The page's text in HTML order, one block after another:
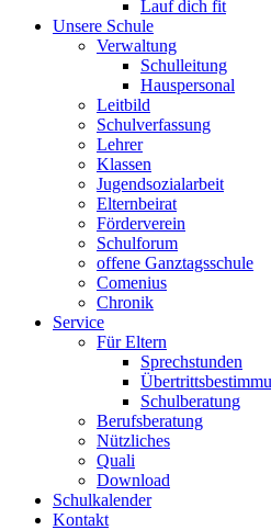
Lauf dich fit
Unsere Schule
Verwaltung
Schulleitung
Hauspersonal
Leitbild
Schulverfassung
Lehrer
Klassen
Jugendsozialarbeit
Elternbeirat
Förderverein
Schulforum
offene Ganztagsschule
Comenius
Chronik
Service
Für Eltern
Sprechstunden
Schulberatung
Berufsberatung
Nützliches
Quali
Download
Schulkalender
Kontakt